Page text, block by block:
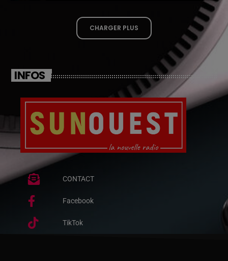
CHARGER PLUS
INFOS
CONTACT
Facebook
TikTok